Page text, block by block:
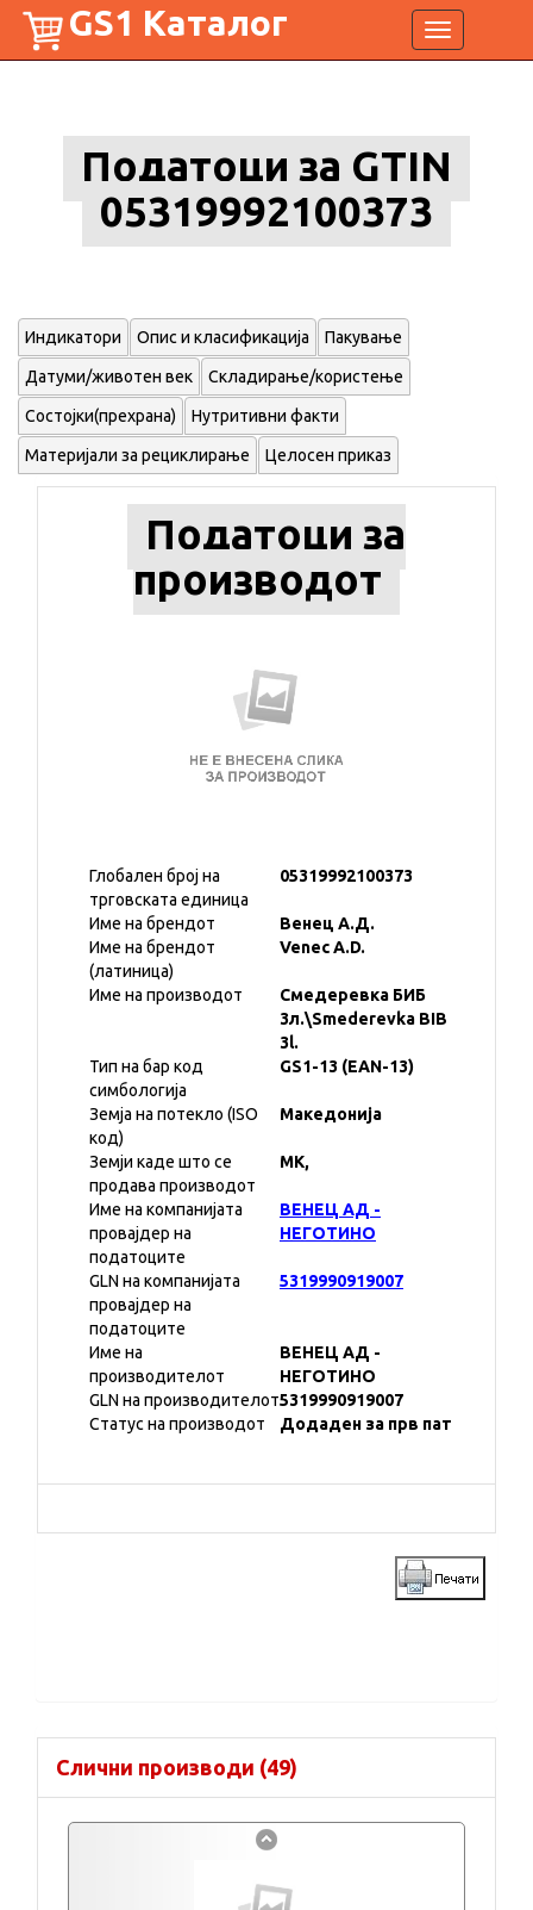
Toggle
navigation
GS1 Каталог
Податоци за GTIN
05319992100373
Индикатори Опис и класификација Пакување
Датуми/животен век Складирање/користење
Состојки(прехрана) Нутритивни факти
Материјали за рециклирање Целосен приказ
Податоци за
производот
Глобален број на
трговската единица
05319992100373
Име на брендот
Венец А.Д.
Име на брендот
(латиница)
Venec A.D.
Име на производот
Смедеревка БИБ
3л.\Smederevka BIB
3l.
Тип на бар код
симбологија
GS1-13 (EAN-13)
Земја на потекло (ISO
код)
Македонија
Земји каде што се
продава производот
MK,
Име на компанијата
провајдер на
податоците
ВЕНЕЦ АД -
НЕГОТИНО
GLN на компанијата
провајдер на
податоците
5319990919007
Име на
производителот
ВЕНЕЦ АД -
НЕГОТИНО
GLN на производителот5319990919007
Статус на производот
Додаден за прв пат
Слични производи (49)